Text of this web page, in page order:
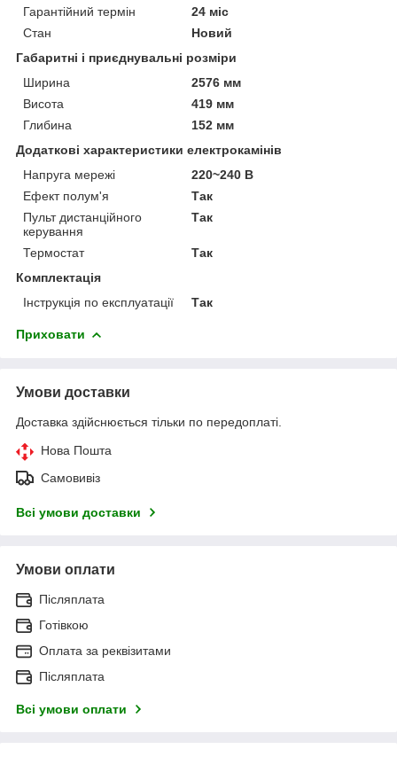
Гарантійний термін
24 міс
Стан
Новий
Габаритні і приєднувальні розміри
Ширина
2576 мм
Висота
419 мм
Глибина
152 мм
Додаткові характеристики електрокамінів
Напруга мережі
220~240 В
Ефект полум'я
Так
Пульт дистанційного
керування
Так
Термостат
Так
Комплектація
Інструкція по експлуатації
Так
Приховати
Умови доставки
Доставка здійснюється тільки по передоплаті.
Нова Пошта
Самовивіз
Всі умови доставки
Умови оплати
Післяплата
Готівкою
Оплата за реквізитами
Післяплата
Всі умови оплати